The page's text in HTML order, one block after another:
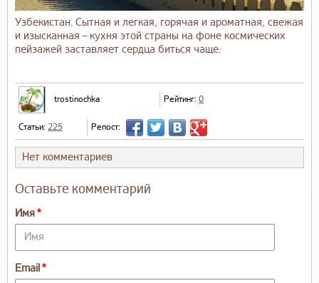
Узбекистан. Сытная и легкая, горячая и ароматная, свежая
и изысканная – кухня этой страны на фоне космических
пейзажей заставляет сердца биться чаще.
trostinochka Рейтинг: 0
Статьи: 225 Репост:
Нет комментариев
Оставьте комментарий
Имя
Email